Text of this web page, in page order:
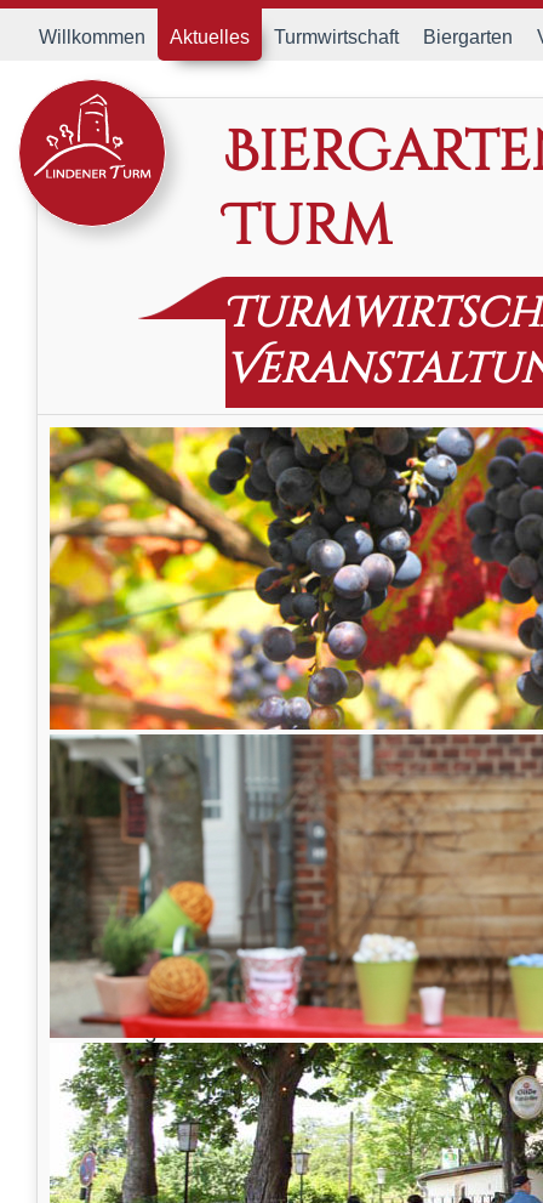
Willkommen Aktuelles Turmwirtschaft Biergarten
Turm
Das Kürbisfest 2024
Freut euch auf unser Kürbisfest 2024!
Auch in diesem Jahr dreht sich bei uns alles
euch herzlich ein, an unserem großen
den folgenden Terminen stattfindet:
12. und 13. Oktober 2024 sowie am
20. Oktober 2024
Unsere überdachte Pergola sorgt dafür,
dem Kürbisschnitzen nichts im Wege steht.